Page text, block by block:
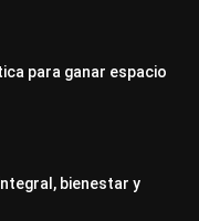
para ganar espacio
bienestar y